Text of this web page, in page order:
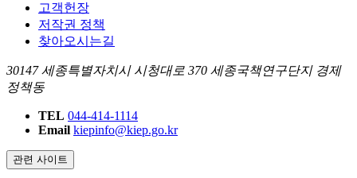
고객헌장
저작권 정책
찾아오시는길
30147 세종특별자치시 시청대로 370 세종국책연구단지 경제
정책동
TEL 044-414-1114
Email kiepinfo@kiep.go.kr
관련 사이트